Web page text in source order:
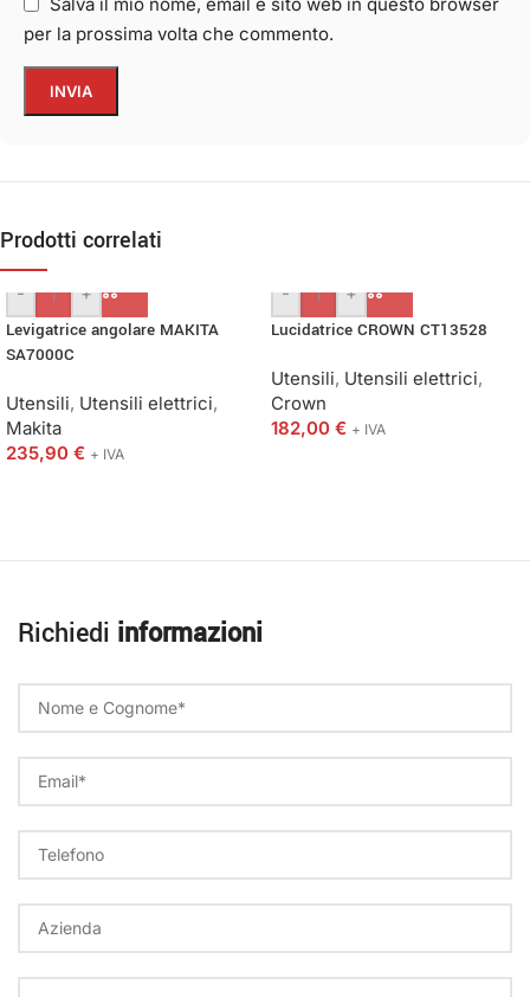
per la prossima volta che commento.
Prodotti correlati
-
+
Levigatrice angolare MAKITA
SA7000C
Utensili, Utensili elettrici,
Makita
235,90 € + IVA
-
+
Lucidatrice CROWN CT13528
Utensili, Utensili elettrici,
Crown
182,00 € + IVA
Richiedi informazioni